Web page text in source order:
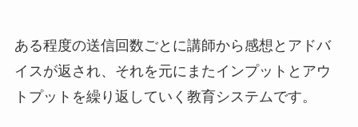
ある程度の送信回数ごとに講師から感想とアドバ
イスが返され、それを元にまたインプットとアウ
トプットを繰り返していく教育システムです。